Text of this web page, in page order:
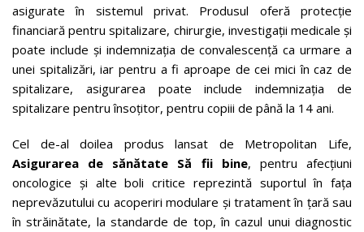
asigurate în sistemul privat. Produsul oferă protecție
financiară pentru spitalizare, chirurgie, investigații medicale și
poate include și indemnizația de convalescență ca urmare a
unei spitalizări, iar pentru a fi aproape de cei mici în caz de
spitalizare, asigurarea poate include indemnizația de
spitalizare pentru însoțitor, pentru copiii de până la 14 ani.
Cel de-al doilea produs lansat de Metropolitan Life,
Asigurarea de sănătate Să fii bine, pentru afecțiuni
oncologice și alte boli critice reprezintă suportul în fața
neprevăzutului cu acoperiri modulare și tratament în țară sau
în străinătate, la standarde de top, în cazul unui diagnostic